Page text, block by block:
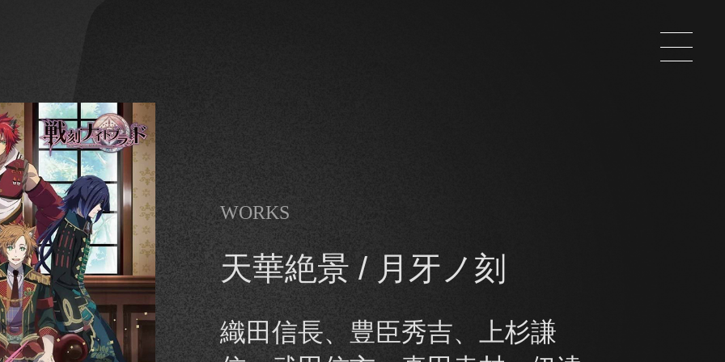
WORKS
天華絶景 / 月牙ノ刻
織田信長、豊臣秀吉、上杉謙